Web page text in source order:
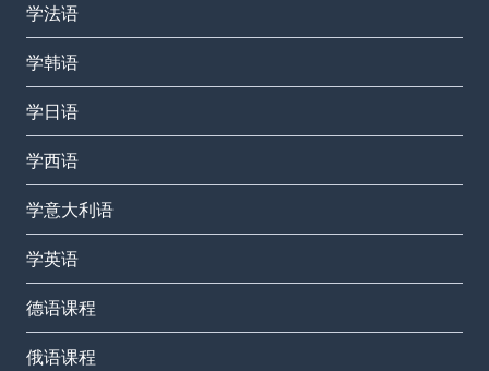
学法语
学韩语
学日语
学西语
学意大利语
学英语
德语课程
俄语课程